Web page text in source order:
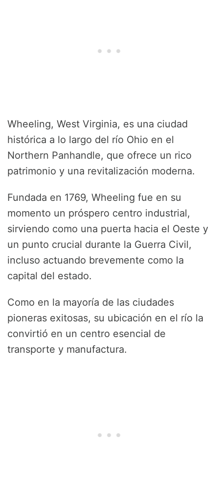
Wheeling, West Virginia, es una ciudad
histórica a lo largo del río Ohio en el
Northern Panhandle, que ofrece un rico
patrimonio y una revitalización moderna.
Fundada en 1769, Wheeling fue en su
momento un próspero centro industrial,
sirviendo como una puerta hacia el Oeste y
un punto crucial durante la Guerra Civil,
incluso actuando brevemente como la
capital del estado.
Como en la mayoría de las ciudades
pioneras exitosas, su ubicación en el río la
convirtió en un centro esencial de
transporte y manufactura.